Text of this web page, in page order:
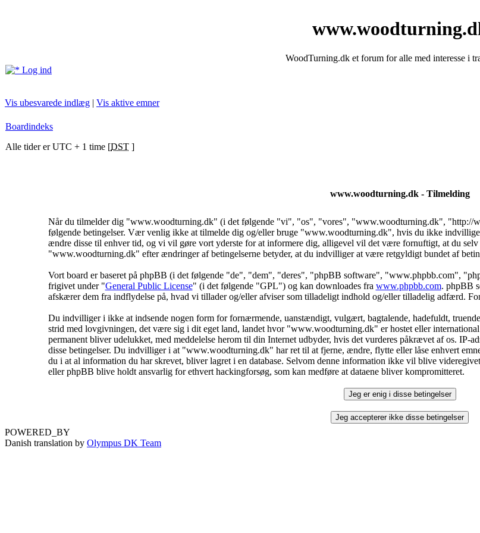
WoodTurning.dk et forum for alle med interesse i
Log ind
Vis ubesvarede indlæg | Vis aktive emner
Boardindeks
Alle tider er UTC + 1 time [DST ]
www.woodturning.dk - Tilmelding
Når du tilmelder dig "www.woodturning.dk" (i det følgende "vi", "os", "vores", "www.woodturning.dk", "http://
følgende betingelser. Vær venlig ikke at tilmelde dig og/eller bruge "www.woodturning.dk", hvis du ikke
ændre disse til enhver tid, og vi vil gøre vort yderste for at informere dig, alligevel vil det være fornuftigt, at du selv
"www.woodturning.dk" efter ændringer af betingelserne betyder, at du indvilliger at være retgyldigt bundet af
Vort board er baseret på phpBB (i det følgende "de", "dem", "deres", "phpBB software", "www.phpbb.com",
frigivet under "General Public License" (i det følgende "GPL") og kan downloades fra www.phpbb.com. phpBB
afskærer dem fra indflydelse på, hvad vi tillader og/eller afviser som tilladeligt indhold og/eller tilladelig adfærd.
Du indvilliger i ikke at indsende nogen form for fornærmende, uanstændigt, vulgært, bagtalende, hadefuldt,
strid med lovgivningen, det være sig i dit eget land, landet hvor "www.woodturning.dk" er hostet eller
permanent bliver udelukket, med meddelelse herom til din Internet udbyder, hvis det vurderes påkrævet af os.
disse betingelser. Du indvilliger i at "www.woodturning.dk" har ret til at fjerne, ændre, flytte eller låse enhvert
du i at al information du har skrevet, bliver lagret i en database. Selvom denne information ikke vil blive
eller phpBB blive holdt ansvarlig for ethvert hackingforsøg, som kan medføre at dataene bliver kompromitteret.
POWERED_BY
Danish translation by Olympus DK Team